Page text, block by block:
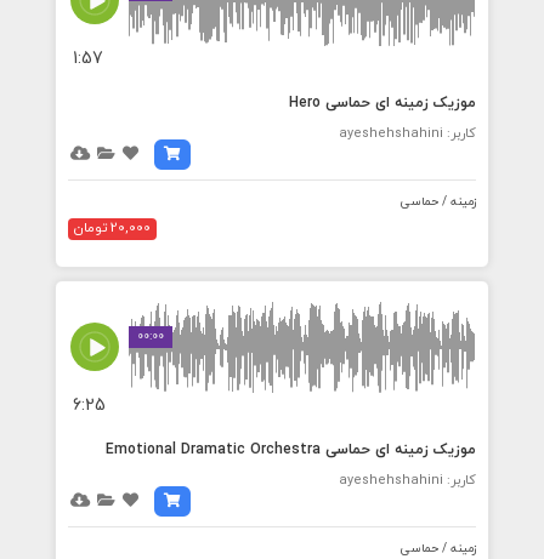
1:57
موزیک زمینه ای حماسی Hero
کاربر: ayeshehshahini
زمینه / حماسی
20,000 تومان
00:00
6:25
موزیک زمینه ای حماسی Emotional Dramatic Orchestra
کاربر: ayeshehshahini
زمینه / حماسی